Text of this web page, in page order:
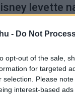
- Do Not
opt-out of the sale,
for targeted
selection. Please
interest-based
levette
a Star